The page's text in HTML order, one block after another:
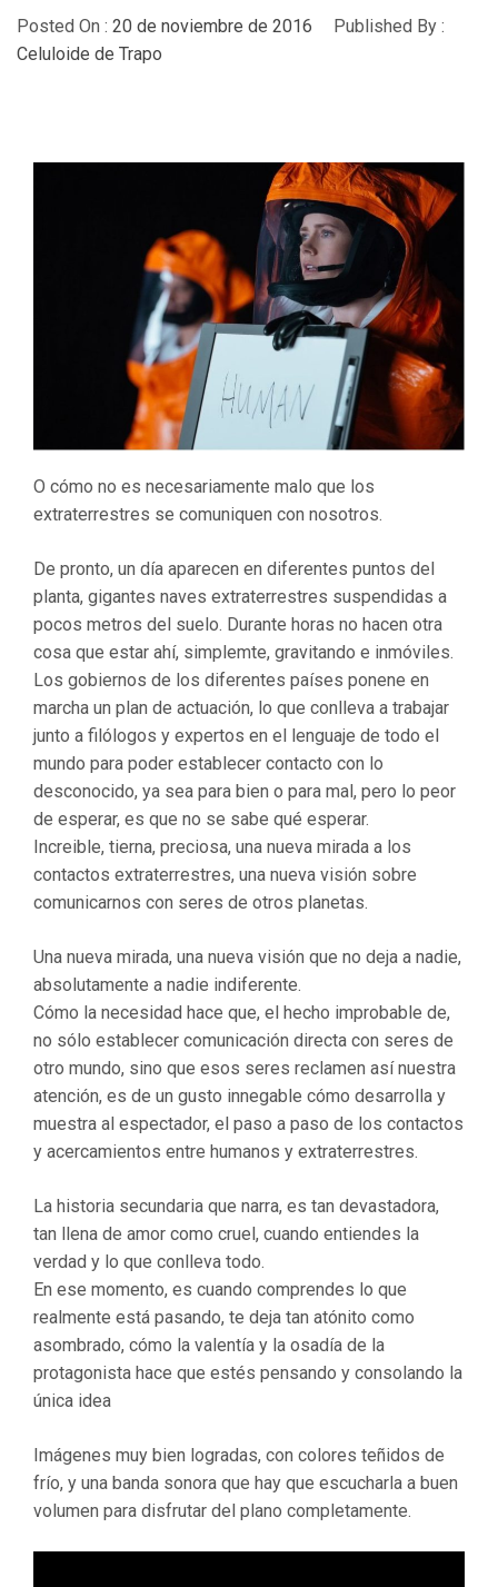
Posted On : 20 de noviembre de 2016
Published By :
Celuloide de Trapo
O cómo no es necesariamente malo que los
extraterrestres se comuniquen con nosotros.
De pronto, un día aparecen en diferentes puntos del
planta, gigantes naves extraterrestres suspendidas a
pocos metros del suelo. Durante horas no hacen otra
cosa que estar ahí, simplemte, gravitando e inmóviles.
Los gobiernos de los diferentes países ponene en
marcha un plan de actuación, lo que conlleva a trabajar
junto a filólogos y expertos en el lenguaje de todo el
mundo para poder establecer contacto con lo
desconocido, ya sea para bien o para mal, pero lo peor
de esperar, es que no se sabe qué esperar.
Increible, tierna, preciosa, una nueva mirada a los
contactos extraterrestres, una nueva visión sobre
comunicarnos con seres de otros planetas.
Una nueva mirada, una nueva visión que no deja a nadie,
absolutamente a nadie indiferente.
Cómo la necesidad hace que, el hecho improbable de,
no sólo establecer comunicación directa con seres de
otro mundo, sino que esos seres reclamen así nuestra
atención, es de un gusto innegable cómo desarrolla y
muestra al espectador, el paso a paso de los contactos
y acercamientos entre humanos y extraterrestres.
La historia secundaria que narra, es tan devastadora,
tan llena de amor como cruel, cuando entiendes la
verdad y lo que conlleva todo.
En ese momento, es cuando comprendes lo que
realmente está pasando, te deja tan atónito como
asombrado, cómo la valentía y la osadía de la
protagonista hace que estés pensando y consolando la
única idea
Imágenes muy bien logradas, con colores teñidos de
frío, y una banda sonora que hay que escucharla a buen
volumen para disfrutar del plano completamente.